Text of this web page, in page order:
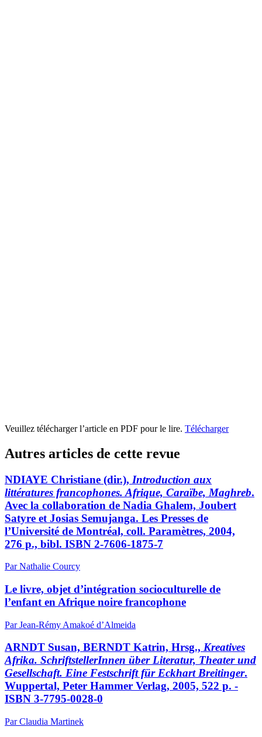
Veuillez télécharger l’article en PDF pour le lire. Télécharger
Autres articles de cette revue
NDIAYE Christiane (dir.), Introduction aux
littératures francophones. Afrique, Caraïbe, Maghreb.
Avec la collaboration de Nadia Ghalem, Joubert
Satyre et Josias Semujanga. Les Presses de
l’Université de Montréal, coll. Paramètres, 2004,
276 p., bibl. ISBN 2-7606-1875-7
Par Nathalie Courcy
Le livre, objet d’intégration socioculturelle de
l’enfant en Afrique noire francophone
Par Jean-Rémy Amakoé d’Almeida
ARNDT Susan, BERNDT Katrin, Hrsg., Kreatives
Afrika. SchriftstellerInnen über Literatur, Theater und
Gesellschaft. Eine Festschrift für Eckhart Breitinger.
Wuppertal, Peter Hammer Verlag, 2005, 522 p. -
ISBN 3-7795-0028-0
Par Claudia Martinek